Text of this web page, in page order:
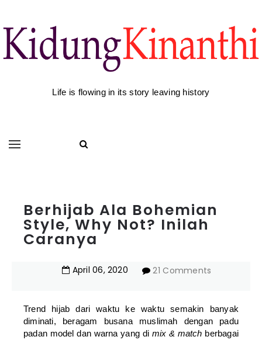
Life is flowing in its story leaving history
Berhijab Ala Bohemian
Style, Why Not? Inilah
Caranya
April 06, 2020 21 Comments
Trend hijab dari waktu ke waktu semakin banyak
diminati, beragam busana muslimah dengan padu
padan model dan warna yang di mix & match berbagai